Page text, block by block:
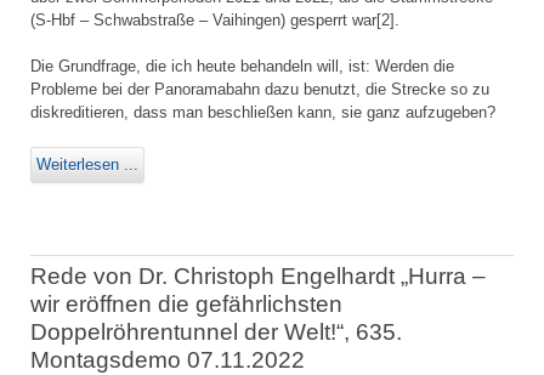
(S-Hbf – Schwabstraße – Vaihingen) gesperrt war[2].
Die Grundfrage, die ich heute behandeln will, ist: Werden die
Probleme bei der Panoramabahn dazu benutzt, die Strecke so zu
diskreditieren, dass man beschließen kann, sie ganz aufzugeben?
Weiterlesen ...
Rede von Dr. Christoph Engelhardt „Hurra –
wir eröffnen die gefährlichsten
Doppelröhrentunnel der Welt!“, 635.
Montagsdemo 07.11.2022